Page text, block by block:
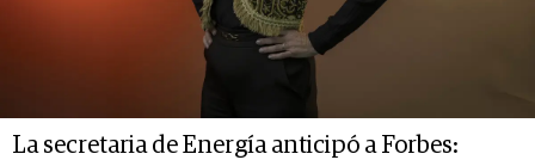
La secretaria de Energía anticipó a Forbes: